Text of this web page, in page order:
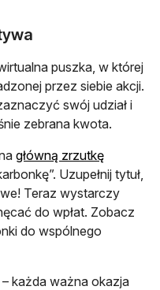
puszka, w której
przez siebie akcji.
swój udział i
zebrana kwota.
główną zrzutkę
karcieUzupełnij tytuł,
Teraz wystarczy
do wpłat. Zobacz
do wspólnego
– każda ważna okazja